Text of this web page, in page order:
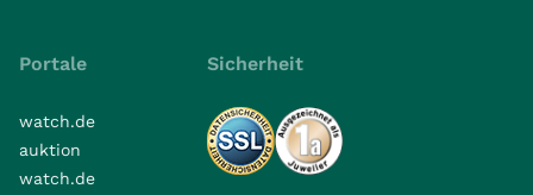
Portale
watch.de
auktion
watch.de
Sicherheit